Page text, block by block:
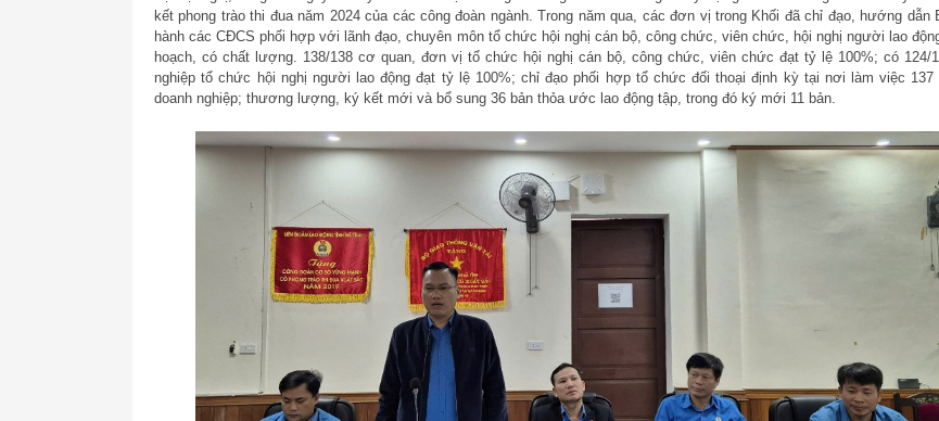
kết phong trào thi đua năm 2024 của các công đoàn ngành. Trong năm qua, các đơn vị trong Khối đã chỉ đạo, hướng dẫn
hành các CĐCS phối hợp với lãnh đạo, chuyên môn tổ chức hội nghị cán bộ, công chức, viên chức, hội nghị người lao
hoạch, có chất lượng. 138/138 cơ quan, đơn vị tổ chức hội nghị cán bộ, công chức, viên chức đạt tỷ lệ 100%; có 124/
nghiệp tổ chức hội nghị người lao động đạt tỷ lệ 100%; chỉ đạo phối hợp tổ chức đối thoại định kỳ tại nơi làm việc 137
doanh nghiệp; thương lượng, ký kết mới và bổ sung 36 bản thỏa ước lao động tập, trong đó ký mới 11 bản.